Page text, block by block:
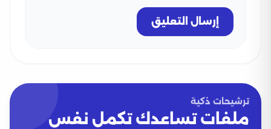
إرسال التعليق
ترشيحات ذكية
ملفات تساعدك تكمل نفس